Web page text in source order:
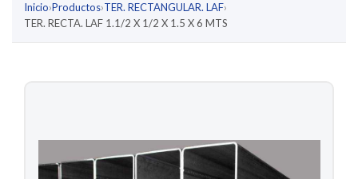
Inicio›Productos›TER. RECTANGULAR. LAF›
TER. RECTA. LAF 1.1/2 X 1/2 X 1.5 X 6 MTS